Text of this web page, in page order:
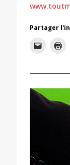
Partager